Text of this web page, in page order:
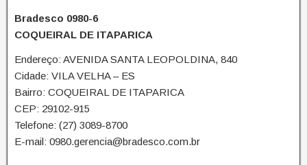
Bradesco 0980-6
COQUEIRAL DE ITAPARICA
Endereço: AVENIDA SANTA LEOPOLDINA, 840
Cidade: VILA VELHA – ES
Bairro: COQUEIRAL DE ITAPARICA
CEP: 29102-915
Telefone: (27) 3089-8700
E-mail: 0980.gerencia@bradesco.com.br